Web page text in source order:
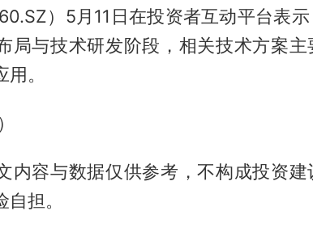
）5月11日在投资者互动平台表
局与技术研发阶段，相关技术方案
。
内容与数据仅供参考，不构成投资建
担。